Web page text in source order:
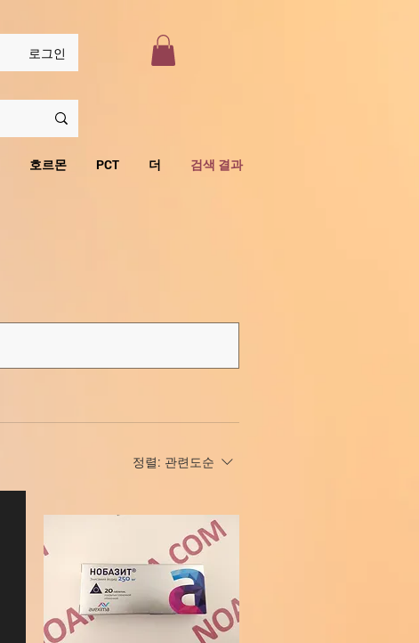
로그인
호르몬 PCT 더 검색 결과
정렬: 관련도순